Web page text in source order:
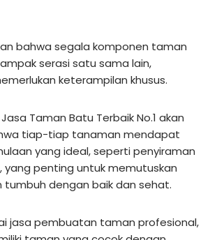
bahwa segala komponen taman
serasi satu sama lain,
keterampilan khusus.
Taman Batu Terbaik No.1 akan
tiap-tiap tanaman mendapat
yang ideal, seperti penyiraman
yang penting untuk memutuskan
dengan baik dan sehat.
jasa pembuatan taman profesional,